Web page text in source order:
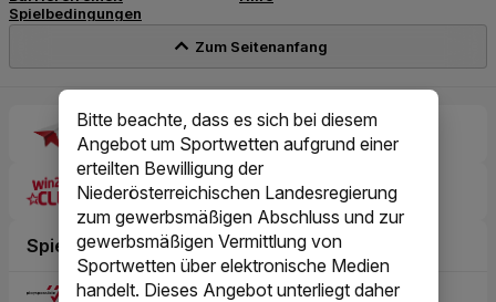
Bitte beachte, dass es sich bei diesem
Angebot um Sportwetten aufgrund einer
erteilten Bewilligung der
Niederösterreichischen Landesregierung
zum gewerbsmäßigen Abschluss und zur
gewerbsmäßigen Vermittlung von
Sportwetten über elektronische Medien
handelt. Dieses Angebot unterliegt daher